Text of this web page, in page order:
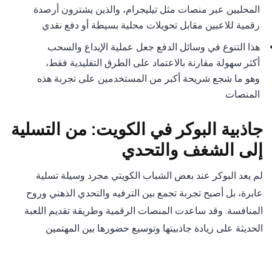
المحليين عبر منصات مثل تيليجرام، والذين يشترون أرصدة
رقمية للاعبين مقابل تحويلات محلية بسيطة أو دفع نقدي
هذا التنوع في وسائل الدفع جعل عملية الإيداع والسحب
أكثر سهولة مقارنة بالاعتماد على الطرق التقليدية فقط،
وهو ما شجع شريحة أكبر من المستخدمين على تجربة هذه
المنصات
جاذبية البوكر في الكويت: من التسلية
إلى الشغف والتحدي
لم يعد البوكر عند بعض الشباب الكويتي مجرد وسيلة تسلية
عابرة، بل أصبح تجربة تجمع بين الترفيه والتحدي الذهني وروح
المنافسة. وقد ساعدت المنصات الرقمية وطريقة تقديم اللعبة
الحديثة على زيادة جاذبيتها وتوسيع حضورها بين المهتمين